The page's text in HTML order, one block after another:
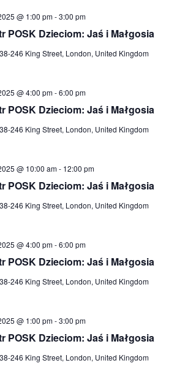
POSK Dzieciom: Jaś i Małgosia
@ 1:00 pm-3:00 pm
246 King Street, London, United Kingdom
POSK Dzieciom: Jaś i Małgosia
@ 4:00 pm-6:00 pm
246 King Street, London, United Kingdom
POSK Dzieciom: Jaś i Małgosia
@ 10:00 am- 12:00 pm
246 King Street, London, United Kingdom
POSK Dzieciom: Jaś i Małgosia
@ 4:00 pm-6:00 pm
246 King Street, London, United Kingdom
POSK Dzieciom: Jaś i Małgosia
@ 1:00 pm-3:00 pm
246 King Street, London, United Kingdom